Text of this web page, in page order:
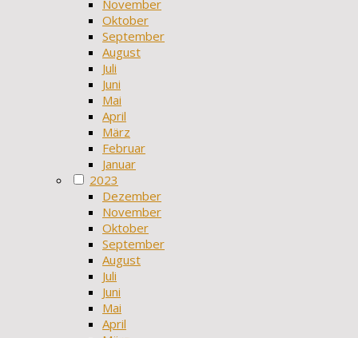
November
Oktober
September
August
Juli
Juni
Mai
April
März
Februar
Januar
2023
Dezember
November
Oktober
September
August
Juli
Juni
Mai
April